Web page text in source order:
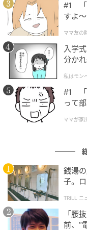
#1 「
すよ
ママ友の
入学
分か
私はモン
#1 「
って
ママが家
銭湯
子。
中で
TRILL ニ
「腰
前、“